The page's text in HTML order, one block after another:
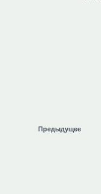
Предыдущее